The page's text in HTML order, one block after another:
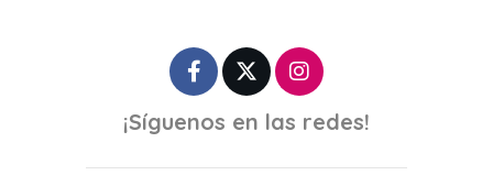
¡Síguenos en las redes!